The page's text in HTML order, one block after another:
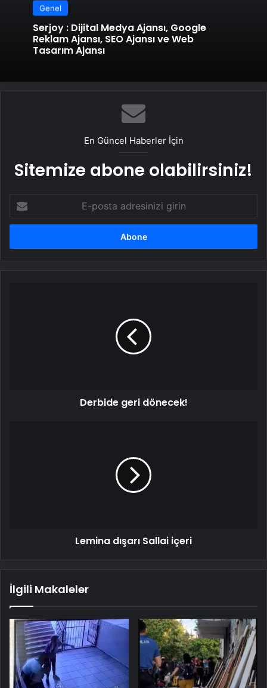
Genel
Serjoy : Dijital Medya Ajansı, Google
Reklam Ajansı, SEO Ajansı ve Web
Tasarım Ajansı
En Güncel Haberler İçin
Sitemize abone olabilirsiniz!
posta
adresinizi
Derbide geri dönecek!
Lemina dışarı Sallai içeri
İlgili Makaleler